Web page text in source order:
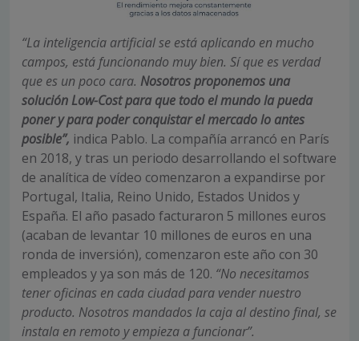
“La inteligencia artificial se está aplicando en mucho
campos, está funcionando muy bien. Sí que es verdad
que es un poco cara. Nosotros proponemos una
solución Low-Cost para que todo el mundo la pueda
poner y para poder conquistar el mercado lo antes
posible”, indica Pablo. La compañía arrancó en París
en 2018, y tras un periodo desarrollando el software
de analítica de vídeo comenzaron a expandirse por
Portugal, Italia, Reino Unido, Estados Unidos y
España. El año pasado facturaron 5 millones euros
(acaban de levantar 10 millones de euros en una
ronda de inversión), comenzaron este año con 30
empleados y ya son más de 120. “No necesitamos
tener oficinas en cada ciudad para vender nuestro
producto. Nosotros mandados la caja al destino final, se
instala en remoto y empieza a funcionar”.